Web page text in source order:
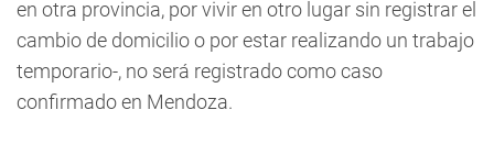
en otra provincia, por vivir en otro lugar sin registrar el
cambio de domicilio o por estar realizando un trabajo
temporario-, no será registrado como caso
confirmado en Mendoza.